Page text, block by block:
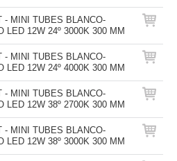
- MINI TUBES BLANCO-
LED 12W 24º 3000K 300 MM
- MINI TUBES BLANCO-
LED 12W 24º 4000K 300 MM
- MINI TUBES BLANCO-
LED 12W 38º 2700K 300 MM
- MINI TUBES BLANCO-
LED 12W 38º 3000K 300 MM